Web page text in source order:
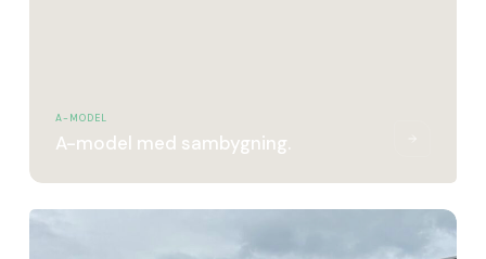
A-MODEL
A-model med sambygning.